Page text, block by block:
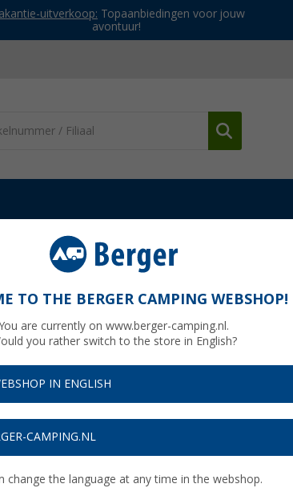
uitverkoop: Topaanbiedingen voor jouw
avontuur!
ramen S4 uitklapruit 750x600
€
Prijzen
8,85€
TO THE BERGER CAMPING WEBSHOP!
are currently on www.berger-camping.nl.
you rather switch to the store in English?
IN ENGLISH
CAMPING.NL
change the language at any time in the webshop.